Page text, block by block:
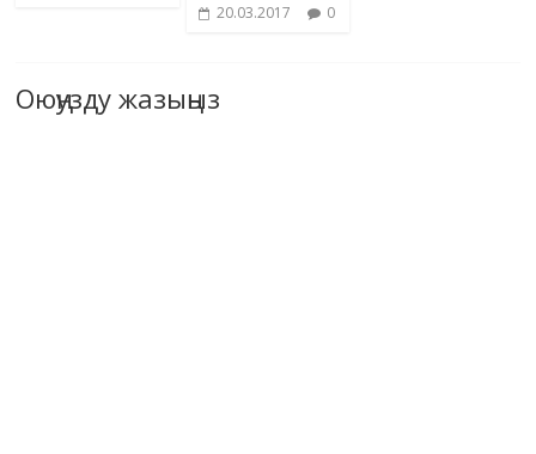
20.03.2017 0
Оюңузду жазыңыз